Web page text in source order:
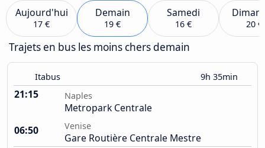
Aujourd'hui
17 €
Demain
19 €
Samedi
16 € 20 €
Trajets en bus les moins chers demain
Itabus 9h 35min
21:15 Naples
Metropark Centrale
06:50
Venise
Gare Routière Centrale Mestre